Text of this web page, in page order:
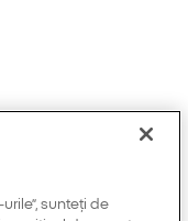
sunteți de